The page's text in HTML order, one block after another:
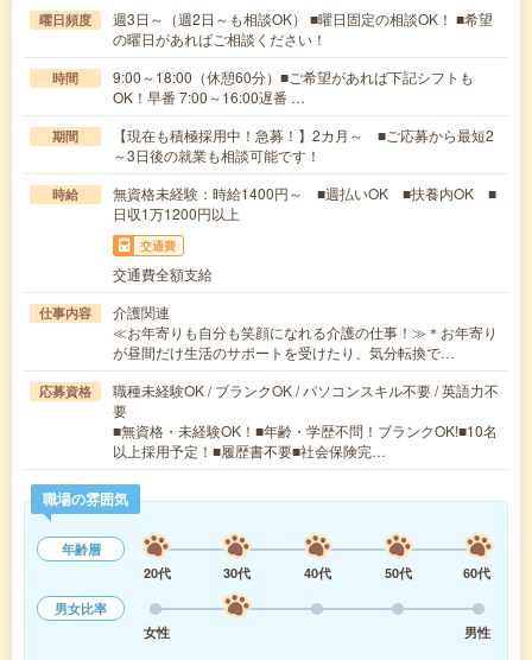
曜日頻度
週3日～（週2日～も相談OK） ■曜日固定の相談OK！ ■希望
の曜日があればご相談ください！
時間
9:00～18:00（休憩60分）■ご希望があれば下記シフトも
OK！早番 7:00～16:00遅番 …
期間
【現在も積極採用中！急募！】2カ月～ ■ご応募から最短2
～3日後の就業も相談可能です！
時給
無資格未経験：時給1400円～ ■週払いOK ■扶養内OK ■
日収1万1200円以上
交通費
交通費全額支給
仕事内容
介護関連
≪お年寄りも自分も笑顔になれる介護の仕事！≫＊お年寄り
が昼間だけ生活のサポートを受けたり、気分転換で…
応募資格
職種未経験OK / ブランクOK / パソコンスキル不要 / 英語力不
要
■無資格・未経験OK！■年齢・学歴不問！ブランクOK!■10名
以上採用予定！■履歴書不要■社会保険完…
職場の雰囲気
年齢層
20代
30代 40代 50代
60代
男女比率
女性
男性